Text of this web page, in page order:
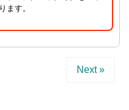
ます。
Next »